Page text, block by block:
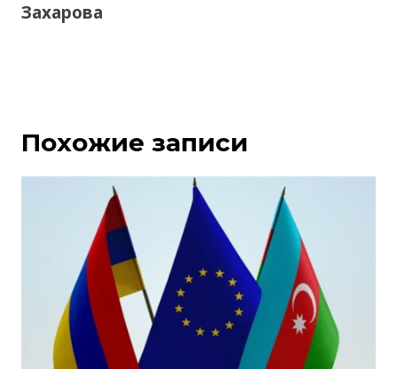
Захарова
Похожие записи